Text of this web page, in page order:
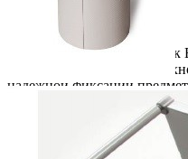
Противоскользящий
защиты внутренней
надежной фиксации
текстурированной
скольжение содержимого,
открывании и закрывании
аккуратный внешний вид.